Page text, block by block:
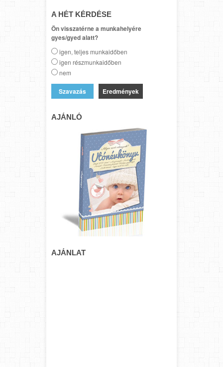
A HÉT KÉRDÉSE
Ön visszatérne a munkahelyére
gyes/gyed alatt?
igen, teljes munkaidőben
igen részmunkaidőben
nem
Eredmények
AJÁNLÓ
AJÁNLAT